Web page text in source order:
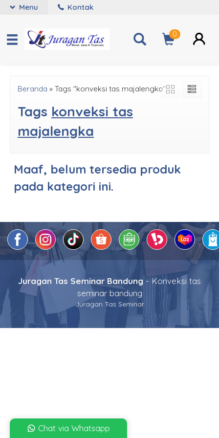
Menu Kontak
0
Beranda » Tags "konveksi tas majalengka"
Tags konveksi tas
majalengka
Maaf, belum tersedia produk
pada kategori ini.
Juragan Tas Seminar Bandung - Konveksi tas
seminar bandung
Juragan Tas Seminar
Chat via Whatsapp